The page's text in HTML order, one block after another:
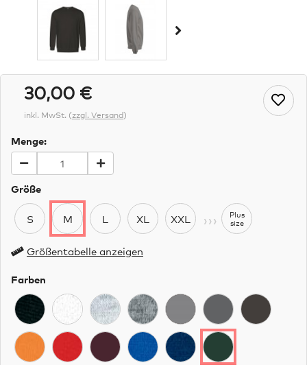
30,00 €
inkl. MwSt. (zzgl. Versand)
Menge:
Größe
S M L XL XXL ›››
Plus
size
Größentabelle anzeigen
Farben